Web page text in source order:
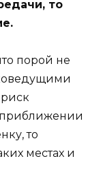
то
порой не
то
местах и